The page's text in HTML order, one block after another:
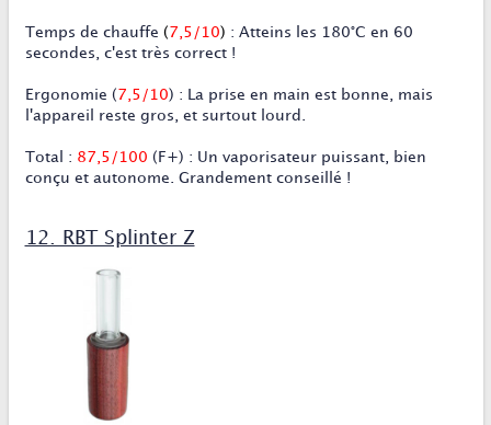
Temps de chauffe (7,5/10) : Atteins les 180°C en 60
secondes, c'est très correct !
Ergonomie (7,5 /10) : La prise en main est bonne, mais
l'appareil reste gros, et surtout lourd.
Total : 87,5/100 (F+) : Un vaporisateur puissant, bien
conçu et autonome.
Grandement conseillé !
12. RBT Splinter Z